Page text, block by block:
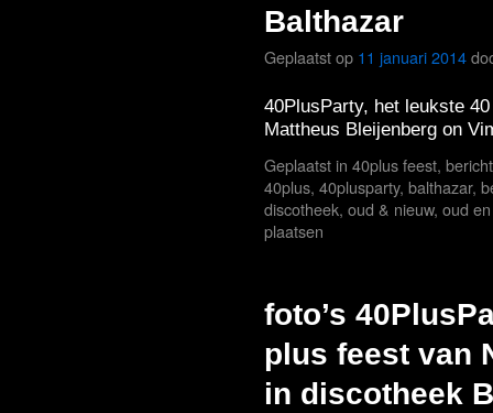
Balthazar
Geplaatst op 11 januari 2014
40PlusParty, het leukste
Mattheus Bleijenberg on
Geplaatst in 40plus feest,
40plus, 40plusparty, balthazar,
discotheek, oud & nieuw, oud
plaatsen
foto’s
plus feest van
in discotheek